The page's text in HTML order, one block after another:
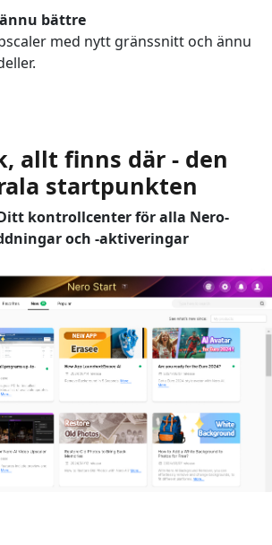
bättre
med nytt gränssnitt och ännu
allt finns där - den
startpunkten
kontrollcenter för alla Nero-
och -aktiveringar